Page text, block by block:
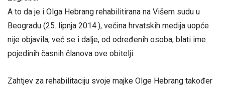
A to da je i Olga Hebrang rehabilitirana na Višem sudu u
Beogradu (25. lipnja 2014.), većina hrvatskih medija uopće
nije objavila, već se i dalje, od određenih osoba, blati ime
pojedinih časnih članova ove obitelji.
Zahtjev za rehabilitaciju svoje majke Olge Hebrang također